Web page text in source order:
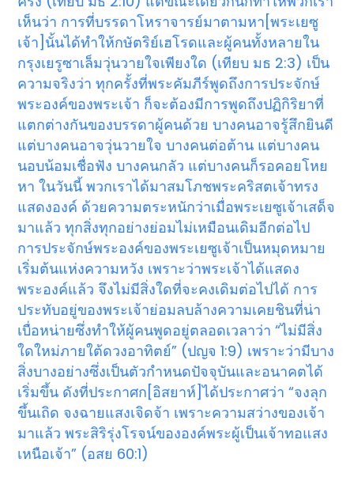
เห็นว่า การที่บรรดาโหราจารย์มาตามหา[พระเยซู
เจ้า]นั้นได้ทำให้กษัตริย์เฮโรดและผู้คนทั้งหลายใน
กรุงเยรูซาเล็มวุ่นวายใจเพียงใด (เทียบ มธ 2:3) เป็น
ความจริงว่า ทุกครั้งที่พระคัมภีร์พูดถึงการประจักษ์
พระองค์ของพระเจ้า ก็จะต้องมีการพูดถึงปฏิกิริยาที่
แตกต่างกันของบรรดาผู้คนด้วย บางคนอาจรู้สึกยินดี
แต่บางคนอาจวุ่นวายใจ บางคนต่อต้าน แต่บางคน
นอบน้อมเชื่อฟัง บางคนกลัว แต่บางคนก็รอคอยโหย
หา ในวันนี้ พวกเราได้มาสมโภชพระคริสตเจ้าทรง
แสดงองค์ ด้วยความตระหนักว่าเมื่อพระเยซูเจ้าเสด็จ
มาแล้ว ทุกสิ่งทุกอย่างย่อมไม่เหมือนเดิมอีกต่อไป
การประจักษ์พระองค์ของพระเยซูเจ้าเป็นหมุดหมาย
เริ่มต้นแห่งความหวัง เพราะว่าพระเจ้าได้แสดง
พระองค์แล้ว จึงไม่มีสิ่งใดที่จะคงเดิมต่อไปได้ การ
ประทับอยู่ของพระเจ้าย่อมลบล้างความเคยชินที่น่า
เบื่อหน่ายซึ่งทำให้ผู้คนพูดอยู่ตลอดเวลาว่า “ไม่มีสิ่ง
ใดใหม่ภายใต้ดวงอาทิตย์” (ปญจ 1:9) เพราะว่ามีบาง
สิ่งบางอย่างซึ่งเป็นตัวกำหนดปัจจุบันและอนาคตได้
เริ่มขึ้น ดังที่ประกาศก[อิสยาห์]ได้ประกาศว่า “จงลุก
ขึ้นเถิด จงฉายแสงเจิดจ้า เพราะความสว่างของเจ้า
มาแล้ว พระสิริรุ่งโรจน์ขององค์พระผู้เป็นเจ้าทอแสง
เหนือเจ้า” (อสย 60:1)